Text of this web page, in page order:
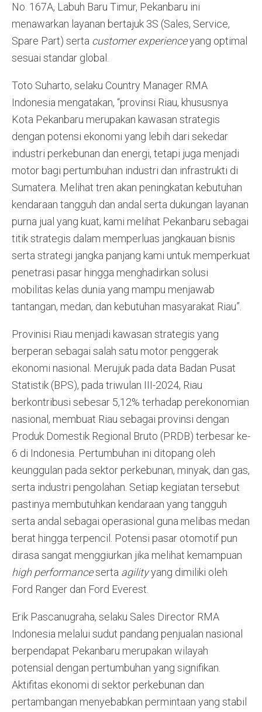
No. 167A, Labuh Baru Timur, Pekanbaru ini
menawarkan layanan bertajuk 3S (Sales, Service,
Spare Part) serta customer experienceyang optimal
sesuai standar global.
Toto Suharto, selaku Country Manager RMA
Indonesia mengatakan, “provinsi Riau, khususnya
Kota Pekanbaru merupakan kawasan strategis
dengan potensi ekonomi yang lebih dari sekedar
industri perkebunan dan energi, tetapi juga menjadi
motor bagi pertumbuhan industri dan infrastrukti di
Sumatera. Melihat tren akan peningkatan kebutuhan
kendaraan tangguh dan andal serta dukungan layanan
purna jual yang kuat, kami melihat Pekanbaru sebagai
titik strategis dalam memperluas jangkauan bisnis
serta strategi jangka panjang kami untuk memperkuat
penetrasi pasar hingga menghadirkan solusi
mobilitas kelas dunia yang mampu menjawab
tantangan, medan, dan kebutuhan masyarakat Riau”.
Provinisi Riau menjadi kawasan strategis yang
berperan sebagai salah satu motor penggerak
ekonomi nasional. Merujuk pada data Badan Pusat
Statistik (BPS), pada triwulan III-2024, Riau
berkontribusi sebesar 5,12% terhadap perekonomian
nasional, membuat Riau sebagai provinsi dengan
Produk Domestik Regional Bruto (PRDB) terbesar ke-
6 di Indonesia. Pertumbuhan ini ditopang oleh
keunggulan pada sektor perkebunan, minyak, dan gas,
serta industri pengolahan. Setiap kegiatan tersebut
pastinya membutuhkan kendaraan yang tangguh
serta andal sebagai operasional guna melibas medan
berat hingga terpencil. Potensi pasar otomotif pun
dirasa sangat menggiurkan jika melihat kemampuan
high performanceserta agilityyang dimiliki oleh
Ford Ranger dan Ford Everest.
Erik Pascanugraha, selaku Sales Director RMA
Indonesia melalui sudut pandang penjualan nasional
berpendapat Pekanbaru merupakan wilayah
potensial dengan pertumbuhan yang signifikan.
Aktifitas ekonomi di sektor perkebunan dan
pertambangan menyebabkan permintaan yang stabil